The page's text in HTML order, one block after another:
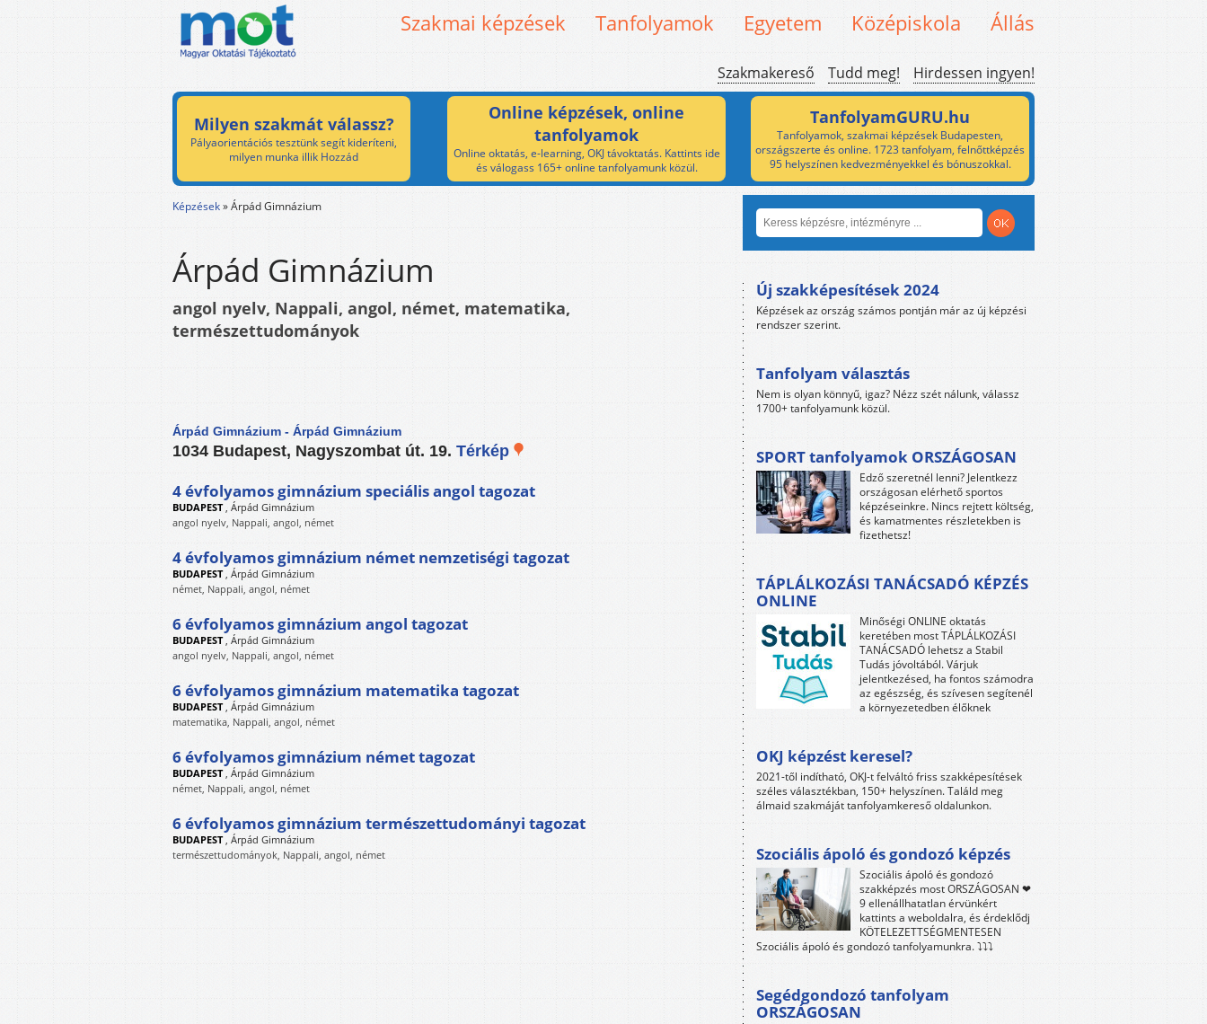
Szakmai képzések Tanfolyamok Egyetem Középiskola Állás
Szakmakereső Tudd meg! Hirdessen ingyen!
Milyen szakmát válassz?
Pályaorientációs tesztünk segít kideríteni,
milyen munka illik Hozzád
Online képzések, online
tanfolyamok
Online oktatás, e-learning, OKJ távoktatás. Kattints ide
és válogass 165+ online tanfolyamunk közül.
TanfolyamGURU.hu
Tanfolyamok, szakmai képzések Budapesten,
országszerte és online. 1723 tanfolyam, felnőttképzés
95 helyszínen kedvezményekkel és bónuszokkal.
Képzések»Árpád Gimnázium
Árpád Gimnázium
angol nyelv, Nappali, angol, német, matematika,
természettudományok
Árpád Gimnázium - Árpád Gimnázium
1034 Budapest, Nagyszombat út. 19. Térkép
4 évfolyamos gimnázium speciális angol tagozat
BUDAPEST Árpád Gimnázium
angol nyelv, Nappali, angol, német
4 évfolyamos gimnázium német nemzetiségi tagozat
BUDAPEST Árpád Gimnázium
német, Nappali, angol, német
6 évfolyamos gimnázium angol tagozat
BUDAPEST Árpád Gimnázium
angol nyelv, Nappali, angol, német
6 évfolyamos gimnázium matematika tagozat
BUDAPEST Árpád Gimnázium
matematika, Nappali, angol, német
6 évfolyamos gimnázium német tagozat
BUDAPEST Árpád Gimnázium
német, Nappali, angol, német
6 évfolyamos gimnázium természettudományi tagozat
BUDAPEST Árpád Gimnázium
természettudományok, Nappali, angol, német
Új szakképesítések 2024
Képzések az ország számos pontján már az új képzési
rendszer szerint.
Tanfolyam választás
Nem is olyan könnyű, igaz? Nézz szét nálunk, válassz
1700+ tanfolyamunk közül.
SPORT tanfolyamok ORSZÁGOSAN
Edző szeretnél lenni? Jelentkezz
országosan elérhető sportos
képzéseinkre. Nincs rejtett költség,
és kamatmentes részletekben is
fizethetsz!
TÁPLÁLKOZÁSI TANÁCSADÓ KÉPZÉS
ONLINE
Minőségi ONLINE oktatás
keretében most TÁPLÁLKOZÁSI
TANÁCSADÓ lehetsz a Stabil
Tudás jóvoltából. Várjuk
jelentkezésed, ha fontos számodra
az egészség, és szívesen segítenél
a környezetedben élőknek
OKJ képzést keresel?
2021-től indítható, OKJ-t felváltó friss szakképesítések
széles választékban, 150+ helyszínen. Találd meg
álmaid szakmáját tanfolyamkereső oldalunkon.
Szociális ápoló és gondozó képzés
Szociális ápoló és gondozó
szakképzés most ORSZÁGOSAN ❤
9 ellenállhatatlan érvünkért
kattints a weboldalra, és érdeklődj
KÖTELEZETTSÉGMENTESEN
Szociális ápoló és gondozó tanfolyamunkra. ⤵⤵⤵
Segédgondozó tanfolyam
ORSZÁGOSAN